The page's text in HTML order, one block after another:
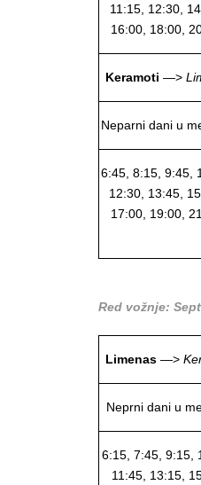
11:15, 12:30,
16:00, 18:00,
Keramoti —>
Neparni dani u
6:45, 8:15, 9:45,
12:30, 13:45,
17:00, 19:00,
Red vožnje:
Limenas—>
Neprni dani u
6:15, 7:45, 9:15,
11:45, 13:15,